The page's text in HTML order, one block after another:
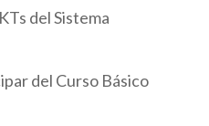
del Sistema
del Curso Básico